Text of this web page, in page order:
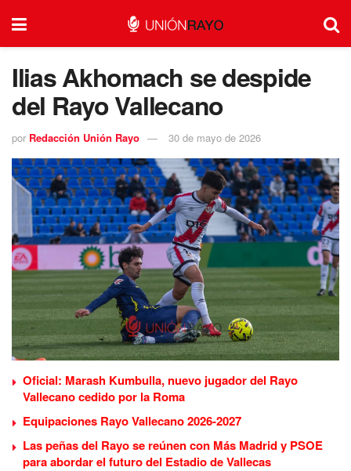
Ilias Akhomach se despide
del Rayo Vallecano
por Redacción Unión Rayo 30 de mayo de 2026
Oficial: Marash Kumbulla, nuevo jugador del Rayo
Vallecano cedido por la Roma
Equipaciones Rayo Vallecano 2026-2027
Las peñas del Rayo se reúnen con Más Madrid y PSOE
para abordar el futuro del Estadio de Vallecas